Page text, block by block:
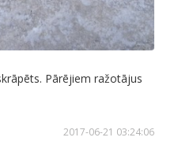
Pārējiem ražotājus
2017-06-21 03:24:06